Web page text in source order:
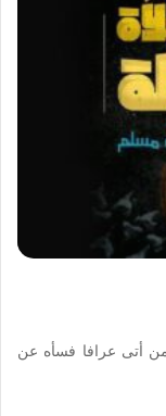
أتى عرافا فسأه عن